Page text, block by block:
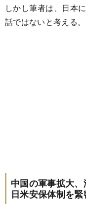
しかし筆者は、日本
話ではないと考える。
中国の軍事拡大
日米安保体制を